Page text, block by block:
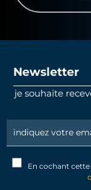
Newsletter
je souhaite
Newsletter
Signup
En cochant